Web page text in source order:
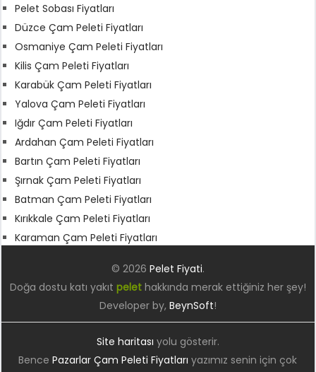
Pelet Sobası Fiyatları
Düzce Çam Peleti Fiyatları
Osmaniye Çam Peleti Fiyatları
Kilis Çam Peleti Fiyatları
Karabük Çam Peleti Fiyatları
Yalova Çam Peleti Fiyatları
Iğdır Çam Peleti Fiyatları
Ardahan Çam Peleti Fiyatları
Bartın Çam Peleti Fiyatları
Şırnak Çam Peleti Fiyatları
Batman Çam Peleti Fiyatları
Kırıkkale Çam Peleti Fiyatları
Karaman Çam Peleti Fiyatları
© 2026 Pelet Fiyati.
Doğa dostu katı yakıt pelethakkında merak ettiğiniz her şey!
Developer by, BeynSoft!
Site haritası yolu gösterir.
BencePazarlar Çam Peleti Fiyatları yazımız senin için çok